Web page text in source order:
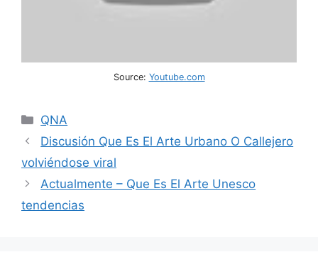
Source: Youtube.com
Categories
QNA
Discusión Que Es El Arte Urbano O Callejero
volviéndose viral
Actualmente – Que Es El Arte Unesco
tendencias